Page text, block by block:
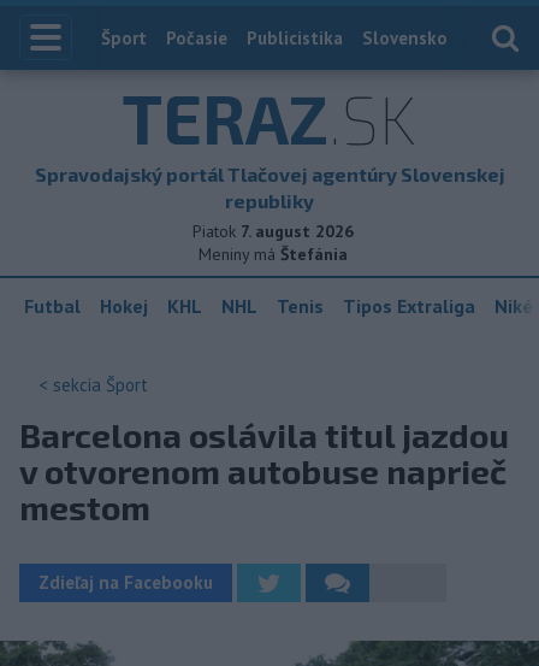
Index
Šport Počasie Publicistika Slovensko
TERAZ.SK
Spravodajský portál Tlačovej agentúry Slovenskej
republiky
Piatok 7. august 2026
Meniny má Štefánia
Futbal Hokej KHL NHL Tenis Tipos Extraliga
< sekcia Šport
Barcelona oslávila titul jazdou
v otvorenom autobuse naprieč
mestom
Zdieľaj na Facebooku